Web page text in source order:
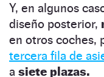
Y, en algunos
diseño posterior,
en otros coches,
tercera fila de
a siete plazas.